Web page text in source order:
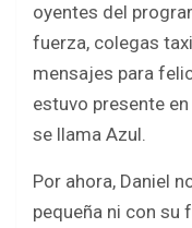
oyentes del
fuerza, colegas
mensajes para
estuvo presente
se llama Azul.
Por ahora, Daniel
pequeña ni con su